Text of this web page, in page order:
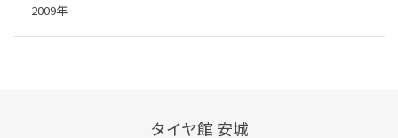
2009年
タイヤ館 安城